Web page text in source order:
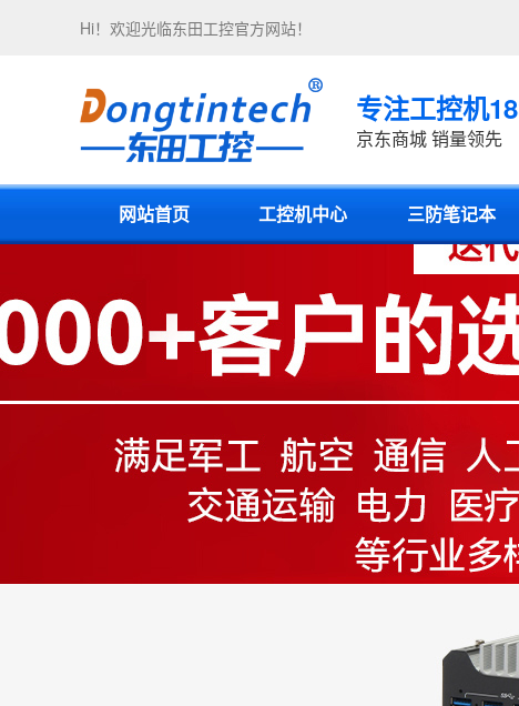
Hi！欢迎光临东田工控官方网站！
专注工控机
京东商城 销量领先
网站首页 工控机中心 三防笔记本